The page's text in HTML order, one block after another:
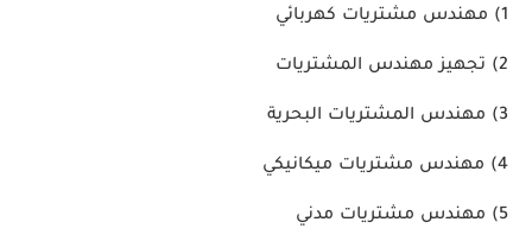
1) مهندس مشتريات كهربائي
2) تجهيز مهندس المشتريات
3) مهندس المشتريات البحرية
4) مهندس مشتريات ميكانيكي
5) مهندس مشتريات مدني